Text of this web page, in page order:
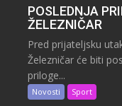
POSLEDNJA
ŽELEZNIČAR
Pred prijateljsku
Železničar će biti
priloge...
Novosti Sport